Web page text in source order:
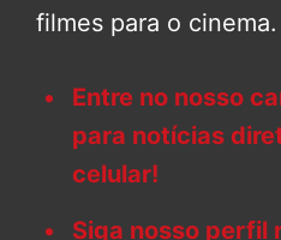
filmes para o cinema.
Entre no nosso
para notícias
celular!
Siga nosso perfil